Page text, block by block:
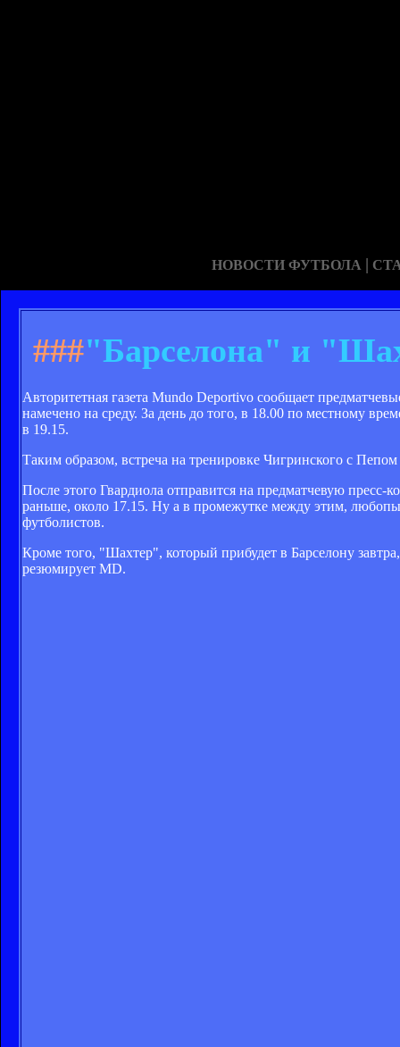
НОВОСТИ ФУТБОЛА |
###"Барселона" и
Авторитетная газета Mundo Deportivo сообщает
намечено на среду. За день до того, в 18.00 по местному
в 19.15.
Таким образом, встреча на тренировке Чигринского с
После этого Гвардиола отправится на предматчевую
раньше, около 17.15. Ну а в промежутке между этим,
футболистов.
Кроме того, "Шахтер", который прибудет в Барселону
резюмирует MD.